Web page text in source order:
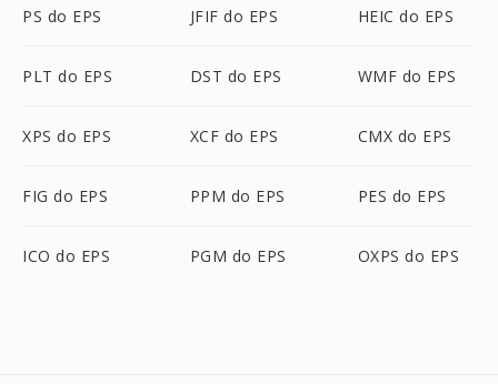
PS do EPS JFIF do EPS HEIC do EPS
PLT do EPS DST do EPS WMF do EPS
XPS do EPS XCF do EPS CMX do EPS
FIG do EPS PPM do EPS PES do EPS
ICO do EPS PGM do EPS OXPS do EPS